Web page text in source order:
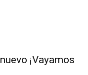
¡Vayamos